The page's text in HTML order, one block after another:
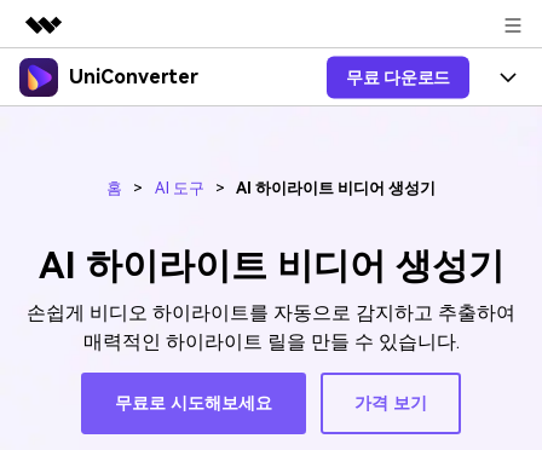
주요 제품
뉴스룸
플랜 및 가격
도움말 센터
UniConverter 무료 다운로드
올인원 미디어 툴박스
유니컨버터-윈도우 버전
음성 텍스트 변환
음성/동영상을 텍스트로 빠르고 정
확하게 변환하세요.
동영상 변환
업그레이드된 뛰어난 지능형 변환
Hot
온라인 도구
온라인 오디오 편집기
Hot
V17 업그레이드
홈 > AI 도구 > AI 하이라이트 비디어 생성기
AI 하이라이트 비디어 생성기
손쉽게 비디오 하이라이트를 자동으로 감지하고 추출하여
매력적인 하이라이트 릴을 만들 수 있습니다.
무료로 시도해보세요 가격 보기